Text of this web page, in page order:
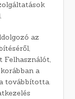
az
Felhasználót,
a
továbbította.